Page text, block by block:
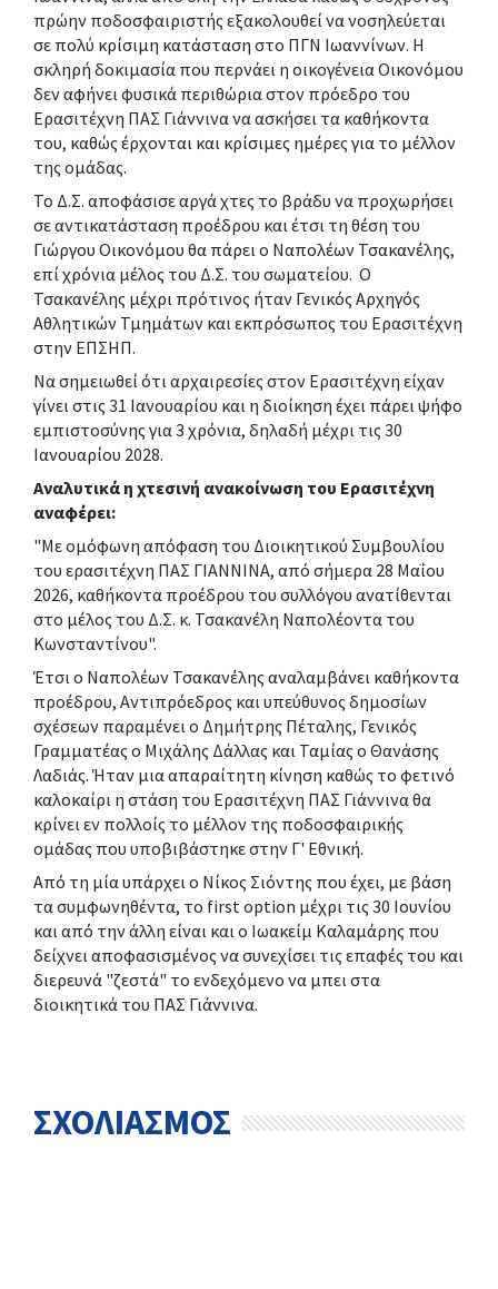
πρώην ποδοσφαιριστής εξακολουθεί να νοσηλεύεται
σε πολύ κρίσιμη κατάσταση στο ΠΓΝ Ιωαννίνων. Η
σκληρή δοκιμασία που περνάει η οικογένεια Οικονόμου
δεν αφήνει φυσικά περιθώρια στον πρόεδρο του
Ερασιτέχνη ΠΑΣ Γιάννινα να ασκήσει τα καθήκοντα
του, καθώς έρχονται και κρίσιμες ημέρες για το μέλλον
της ομάδας.
Το Δ.Σ. αποφάσισε αργά χτες το βράδυ να προχωρήσει
σε αντικατάσταση προέδρου και έτσι τη θέση του
Γιώργου Οικονόμου θα πάρει ο Ναπολέων Τσακανέλης,
επί χρόνια μέλος του Δ.Σ. του σωματείου. Ο
Τσακανέλης μέχρι πρότινος ήταν Γενικός Αρχηγός
Αθλητικών Τμημάτων και εκπρόσωπος του Ερασιτέχνη
στην ΕΠΣΗΠ.
Να σημειωθεί ότι αρχαιρεσίες στον Ερασιτέχνη είχαν
γίνει στις 31 Ιανουαρίου και η διοίκηση έχει πάρει ψήφο
εμπιστοσύνης για 3 χρόνια, δηλαδή μέχρι τις 30
Ιανουαρίου 2028.
Αναλυτικά η χτεσινή ανακοίνωση του Ερασιτέχνη
αναφέρει:
"Με ομόφωνη απόφαση του Διοικητικού Συμβουλίου
του ερασιτέχνη ΠΑΣ ΓΙΑΝΝΙΝΑ, από σήμερα 28 Μαΐου
2026, καθήκοντα προέδρου του συλλόγου ανατίθενται
στο μέλος του Δ.Σ. κ. Τσακανέλη Ναπολέοντα του
Κωνσταντίνου".
Έτσι ο Ναπολέων Τσακανέλης αναλαμβάνει καθήκοντα
προέδρου, Αντιπρόεδρος και υπεύθυνος δημοσίων
σχέσεων παραμένει ο Δημήτρης Πέταλης, Γενικός
Γραμματέας ο Μιχάλης Δάλλας και Ταμίας ο Θανάσης
Λαδιάς. Ήταν μια απαραίτητη κίνηση καθώς το φετινό
καλοκαίρι η στάση του Ερασιτέχνη ΠΑΣ Γιάννινα θα
κρίνει εν πολλοίς το μέλλον της ποδοσφαιρικής
ομάδας που υποβιβάστηκε στην Γ' Εθνική.
Από τη μία υπάρχει ο Νίκος Σιόντης που έχει, με βάση
τα συμφωνηθέντα, το first option μέχρι τις 30 Ιουνίου
και από την άλλη είναι και ο Ιωακείμ Καλαμάρης που
δείχνει αποφασισμένος να συνεχίσει τις επαφές του και
διερευνά "ζεστά" το ενδεχόμενο να μπει στα
διοικητικά του ΠΑΣ Γιάννινα.
ΣΧΟΛΙΑΣΜΟΣ